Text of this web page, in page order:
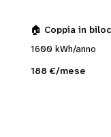
🏠 Coppia in
1600 kWh/anno
188 €/mese